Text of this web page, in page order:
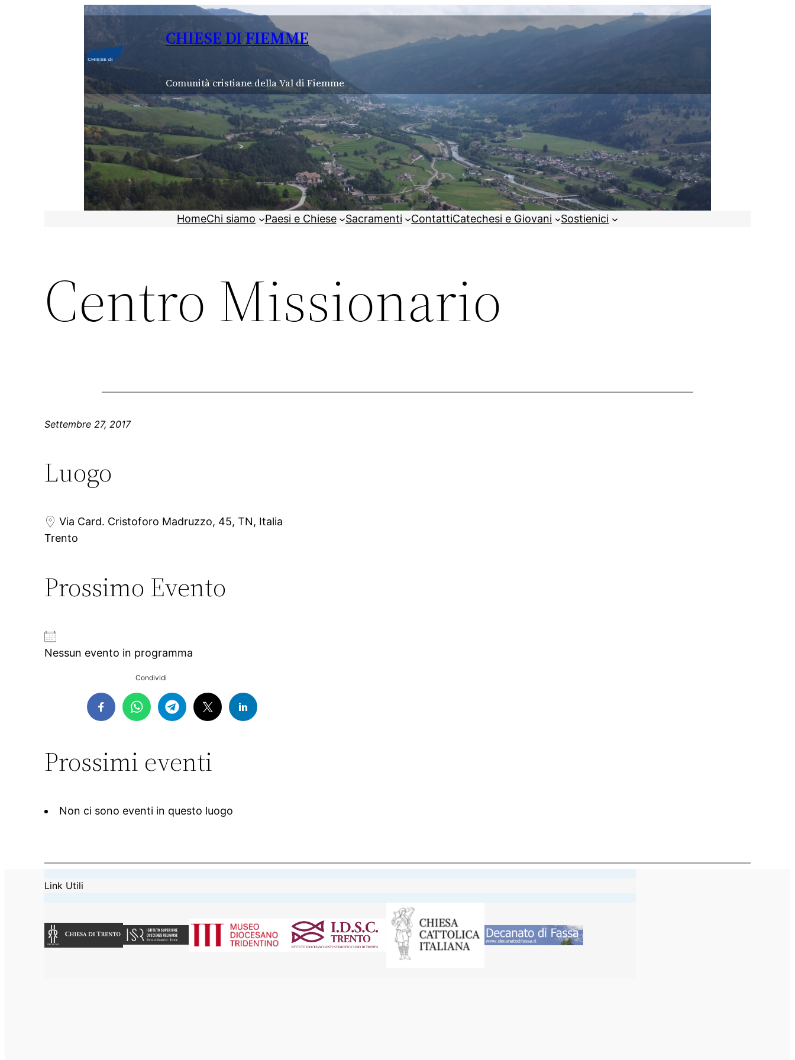
CHIESE DI FIEMME
Comunità cristiane della Val di Fiemme
HomeChi siamo Paesi e Chiese Sacramenti ContattiCatechesi e Giovani Sostienici
Centro Missionario
Settembre 27, 2017
Luogo
Via Card. Cristoforo Madruzzo, 45, TN, Italia
Trento
Prossimo Evento
Nessun evento in programma
Condividi
Prossimi eventi
Non ci sono eventi in questo luogo
Link Utili